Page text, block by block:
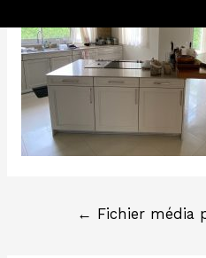
← Fichier média